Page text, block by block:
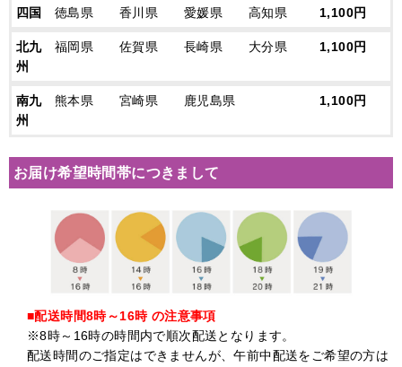
四国 徳島県 香川県 愛媛県 高知県 1,100円
北九
州
福岡県 佐賀県 長崎県 大分県 1,100円
南九
州
熊本県 宮崎県 鹿児島県 1,100円
お届け希望時間帯につきまして
■配送時間8時～16時 の注意事項
※8時～16時の時間内で順次配送となります。
配送時間のご指定はできませんが、午前中配送をご希望の方は